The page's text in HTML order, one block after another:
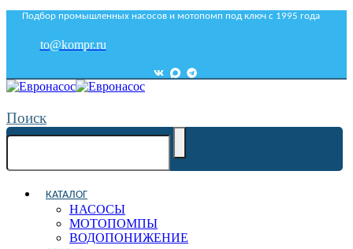
Подбор промышленных насосов и мотопомп под ключ с 1995 года
to@kompr.ru
Поиск
КАТАЛОГ
НАСОСЫ
МОТОПОМПЫ
ВОДОПОНИЖЕНИЕ